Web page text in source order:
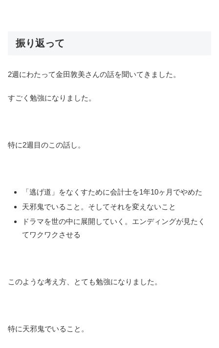
振り返って
2週にわたって金田敦美さんの話を聞いてきました。
すごく勉強になりました。
特に2週目のこの話し。
「逃げ道」をなくすために会計士を1年10ヶ月でやめた
天邪鬼でいること。そしてそれを変えないこと
ドラマを世の中に展開していく。エンディングが見たく
てワクワクさせる
このような考え方、とても勉強になりました。
特に天邪鬼でいること。